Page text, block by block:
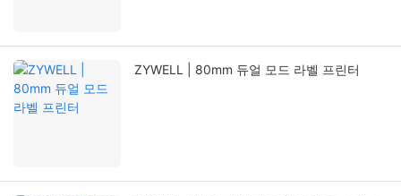
ZYWELL | 80mm 듀얼 모드 라벨 프린터